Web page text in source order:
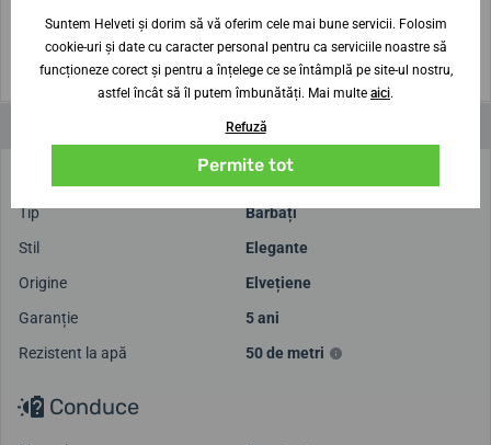
(Pentru imprimare, setați Scală: Implicită)
Festina
Tip
Bărbați
Stil
Elegante
Origine
Elvețiene
Garanție
5 ani
Rezistent la apă
50 de metri
Conduce
Suntem Helveti și dorim să vă oferim cele mai bune servicii. Folosim
cookie-uri și date cu caracter personal pentru ca serviciile noastre să
funcționeze corect și pentru a înțelege ce se întâmplă pe site-ul nostru,
astfel încât să îl putem îmbunătăți. Mai multe aici.
Refuză
Permite tot